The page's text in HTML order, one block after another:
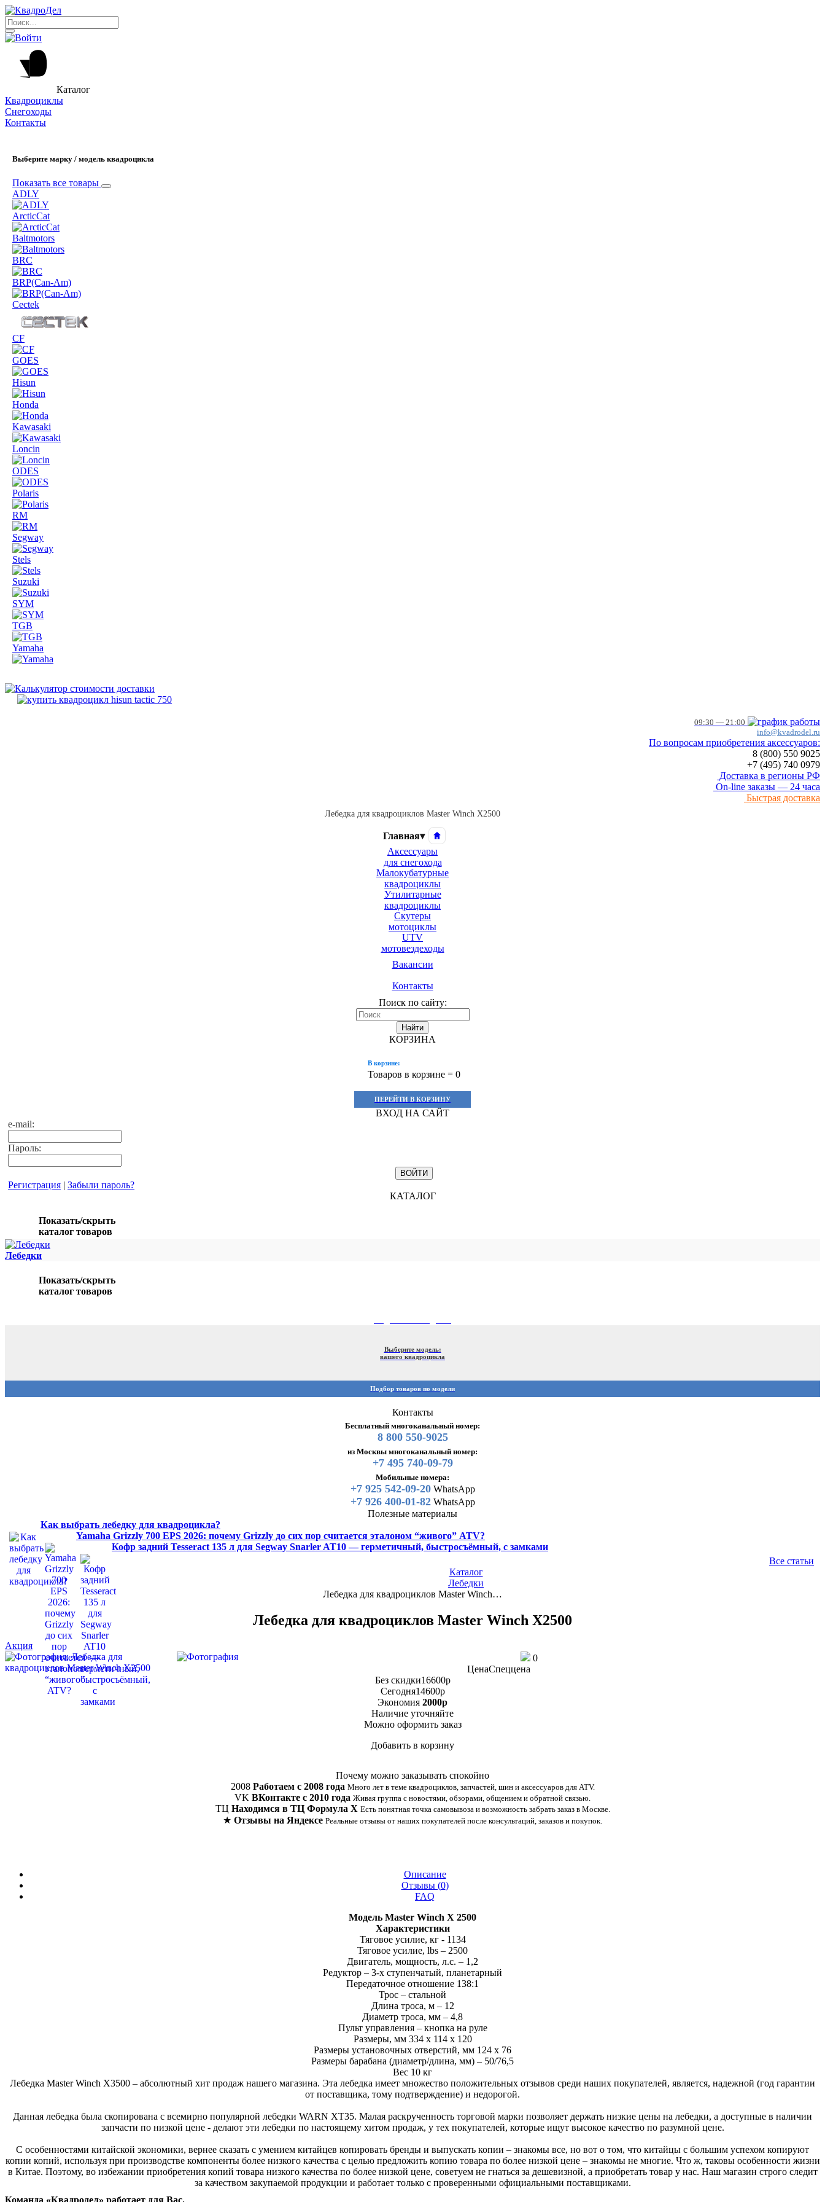
Каталог
Квадроциклы
Снегоходы
Контакты
Выберите марку / модель квадроцикла
Показать все товары
ADLY
ArcticCat
Baltmotors
BRC
BRP(Can-Am)
Cectek
CF
GOES
Hisun
Honda
Kawasaki
Loncin
ODES
Polaris
RM
Segway
Stels
Suzuki
SYM
TGB
Yamaha
09:30 — 21:00
info@kvadrodel.ru
По вопросам приобретения аксессуаров:
8 (800) 550 9025
+7 (495) 740 0979
Доставка в регионы РФ
On-line заказы — 24 часа
Быстрая доставка
Лебедка для квадроциклов Master Winch X2500
Главная▾
Аксессуары
для снегохода
Малокубатурные
квадроциклы
Утилитарные
квадроциклы
Скутеры
мотоциклы
UTV
мотовездеходы
Вакансии
Контакты
Поиск по сайту:
Найти
КОРЗИНА
В корзине:
Товаров в корзине = 0
ПЕРЕЙТИ В КОРЗИНУ
ВХОД НА САЙТ
e-mail:
Пароль:
Регистрация | Забыли пароль?
КАТАЛОГ
Показать/скрыть
каталог товаров
Лебедки
Показать/скрыть
каталог товаров
Выберите модель:
вашего квадроцикла
Подбор товаров по модели
Контакты
Бесплатный многоканальный номер:
8 800 550-9025
из Москвы многоканальный номер:
+7 495 740-09-79
Мобильные номера:
+7 925 542-09-20WhatsApp
+7 926 400-01-82WhatsApp
Полезные материалы
Как выбрать лебедку для квадроцикла?
Yamaha Grizzly 700 EPS 2026: почему Grizzly до сих пор считается эталоном “живого” ATV?
Кофр задний Tesseract 135 л для Segway Snarler AT10 — герметичный, быстросъёмный, с замками
Все статьи
Каталог
Лебедки
Лебедка для квадроциклов Master Winch…
Лебедка для квадроциклов Master Winch X2500
Акция
0
ЦенаСпеццена
Без скидки16600p
Сегодня14600p
Экономия 2000p
Наличие уточняйте
Можно оформить заказ
Добавить в корзину
Почему можно заказывать спокойно
2008 Работаем с 2008 года Много лет в теме квадроциклов, запчастей, шин и аксессуаров для ATV.
VK ВКонтакте с 2010 года Живая группа с новостями, обзорами, общением и обратной связью.
ТЦ Находимся в ТЦ Формула Х Есть понятная точка самовывоза и возможность забрать заказ в Москве.
★ Отзывы на Яндексе Реальные отзывы от наших покупателей после консультаций, заказов и покупок.
Описание
Отзывы (0)
FAQ
Модель Master Winch X 2500
Характеристики
Тяговое усилие, кг - 1134
Тяговое усилие, lbs – 2500
Двигатель, мощность, л.с. – 1,2
Редуктор – 3-х ступенчатый, планетарный
Передаточное отношение 138:1
Трос – стальной
Длина троса, м – 12
Диаметр троса, мм – 4,8
Пульт управления – кнопка на руле
Размеры, мм 334 x 114 x 120
Размеры установочных отверстий, мм 124 x 76
Размеры барабана (диаметр/длина, мм) – 50/76,5
Вес 10 кг
Лебедка Master Winch X3500 – абсолютный хит продаж нашего магазина. Эта лебедка имеет множество положительных отзывов среди наших покупателей, является, надежной (год гарантии
от поставщика, тому подтверждение) и недорогой.
Данная лебедка была скопирована с всемирно популярной лебедки WARN XT35. Малая раскрученность торговой марки позволяет держать низкие цены на лебедки, а доступные в наличии
запчасти по низкой цене - делают эти лебедки по настоящему хитом продаж, у тех покупателей, которые ищут высокое качество по разумной цене.
С особенностями китайской экономики, вернее сказать с умением китайцев копировать бренды и выпускать копии – знакомы все, но вот о том, что китайцы с большим успехом копируют
копии копий, используя при производстве компоненты более низкого качества с целью предложить копию товара по более низкой цене – знакомы не многие. Что ж, таковы особенности жизни
в Китае. Поэтому, во избежании приобретения копий товара низкого качества по более низкой цене, советуем не гнаться за дешевизной, а приобретать товар у нас. Наш магазин строго следит
за качеством закупаемой продукции и работает только с проверенными официальными поставщиками.